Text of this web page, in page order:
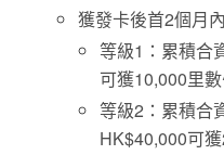
獲發卡後首2個月
等級1：累積合
可獲10,000里
等級2：累積合
HK$40,000可